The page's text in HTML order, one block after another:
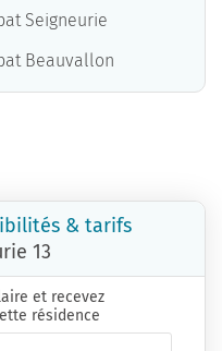
Seigneurie
Beauvallon
& tarifs
13
et recevez
résidence